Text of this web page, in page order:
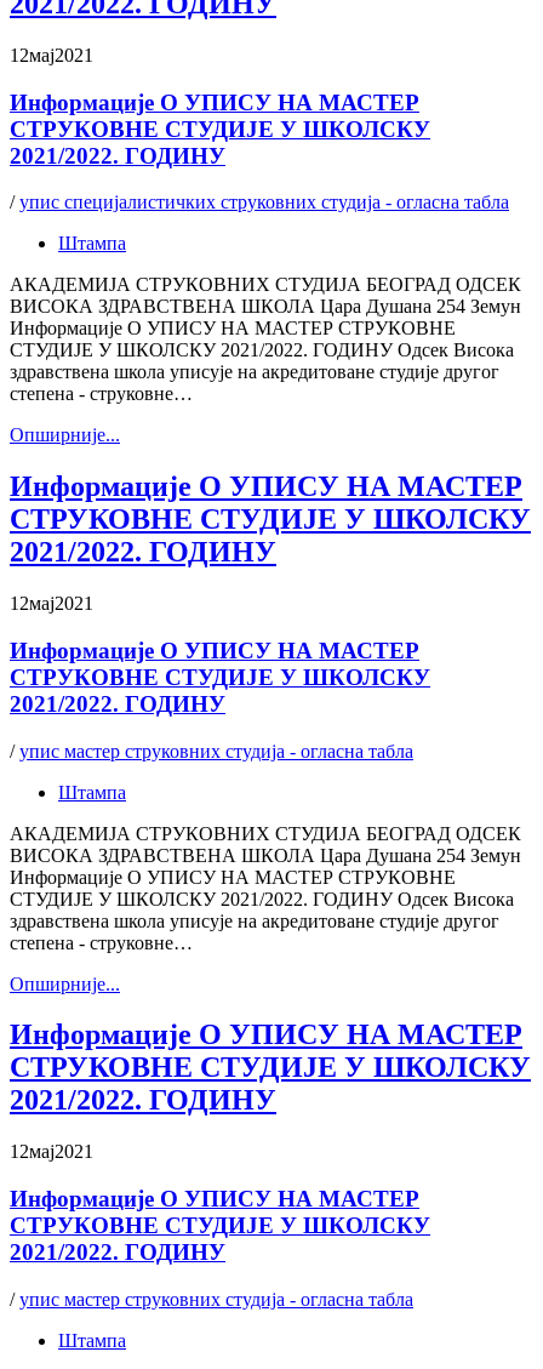
12мај2021
Информације О УПИСУ НА МАСТЕР
СТРУКОВНЕ СТУДИЈЕ У ШКОЛСКУ
2021/2022. ГОДИНУ
/упис специјалистичких струковних студија - огласна табла
Штампа
АКАДЕМИЈА СТРУКОВНИХ СТУДИЈА БЕОГРАД ОДСЕК
ВИСОКА ЗДРАВСТВЕНА ШКОЛА Цара Душана 254 Земун
Информације О УПИСУ НА МАСТЕР СТРУКОВНЕ
СТУДИЈЕ У ШКОЛСКУ 2021/2022. ГОДИНУ Одсек Висока
здравствена школа уписује на акредитоване студије другог
степена - струковне…
Oпширније...
Информације О УПИСУ НА МАСТЕР
СТРУКОВНЕ СТУДИЈЕ У ШКОЛСКУ
2021/2022. ГОДИНУ
12мај2021
Информације О УПИСУ НА МАСТЕР
СТРУКОВНЕ СТУДИЈЕ У ШКОЛСКУ
2021/2022. ГОДИНУ
/упис мастер струковних студија - огласна табла
Штампа
АКАДЕМИЈА СТРУКОВНИХ СТУДИЈА БЕОГРАД ОДСЕК
ВИСОКА ЗДРАВСТВЕНА ШКОЛА Цара Душана 254 Земун
Информације О УПИСУ НА МАСТЕР СТРУКОВНЕ
СТУДИЈЕ У ШКОЛСКУ 2021/2022. ГОДИНУ Одсек Висока
здравствена школа уписује на акредитоване студије другог
степена - струковне…
Oпширније...
Информације О УПИСУ НА МАСТЕР
СТРУКОВНЕ СТУДИЈЕ У ШКОЛСКУ
2021/2022. ГОДИНУ
12мај2021
Информације О УПИСУ НА МАСТЕР
СТРУКОВНЕ СТУДИЈЕ У ШКОЛСКУ
2021/2022. ГОДИНУ
/упис мастер струковних студија - огласна табла
Штампа